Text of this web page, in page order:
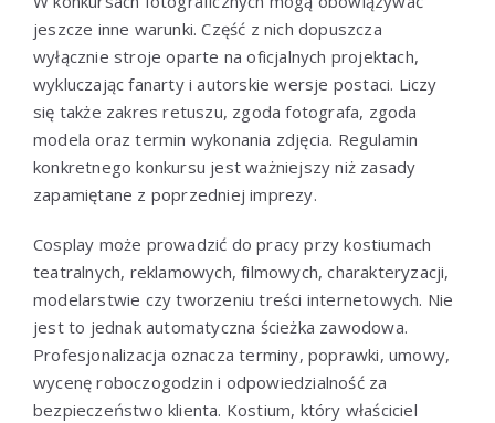
jeszcze inne warunki. Część z nich dopuszcza
wyłącznie stroje oparte na oficjalnych projektach,
wykluczając fanarty i autorskie wersje postaci. Liczy
się także zakres retuszu, zgoda fotografa, zgoda
modela oraz termin wykonania zdjęcia. Regulamin
konkretnego konkursu jest ważniejszy niż zasady
zapamiętane z poprzedniej imprezy.
Cosplay może prowadzić do pracy przy kostiumach
teatralnych, reklamowych, filmowych, charakteryzacji,
modelarstwie czy tworzeniu treści internetowych. Nie
jest to jednak automatyczna ścieżka zawodowa.
Profesjonalizacja oznacza terminy, poprawki, umowy,
wycenę roboczogodzin i odpowiedzialność za
bezpieczeństwo klienta. Kostium, który właściciel